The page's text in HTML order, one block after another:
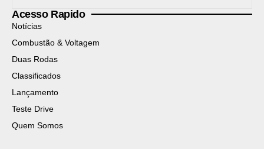
Acesso Rapido
Notícias
Combustão & Voltagem
Duas Rodas
Classificados
Lançamento
Teste Drive
Quem Somos